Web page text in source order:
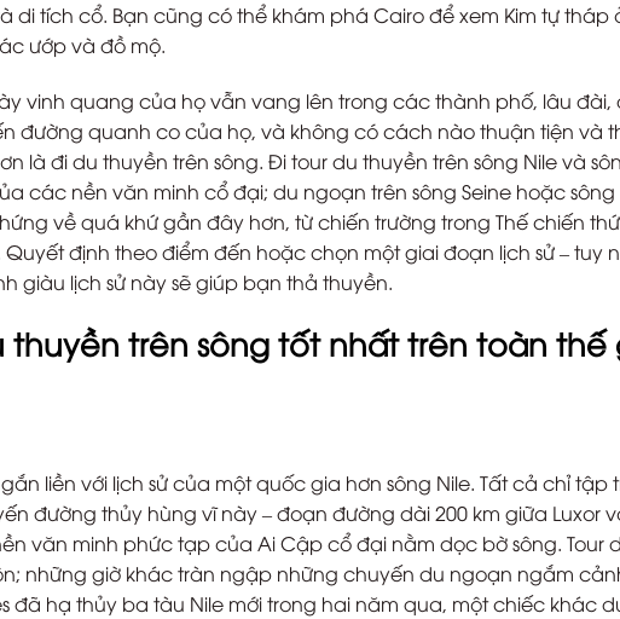
di tích cổ. Bạn cũng có thể khám phá Cairo để xem Kim tự tháp
ướp và đồ mộ.
vinh quang của họ vẫn vang lên trong các thành phố, lâu đài,
đường quanh co của họ, và không có cách nào thuận tiện và
là đi du thuyền trên sông. Đi tour du thuyền trên sông Nile và
các nền văn minh cổ đại; du ngoạn trên sông Seine hoặc sông
về quá khứ gần đây hơn, từ chiến trường trong Thế chiến
định theo điểm đến hoặc chọn một giai đoạn lịch sử – tuy
giàu lịch sử này sẽ giúp bạn thả thuyền.
trên sông tốt nhất trên toàn thế
liền với lịch sử của một quốc gia hơn sông Nile. Tất cả chỉ tập
đường thủy hùng vĩ này – đoạn đường dài 200 km giữa Luxor
văn minh phức tạp của Ai Cập cổ đại nằm dọc bờ sông. Tour
những giờ khác tràn ngập những chuyến du ngoạn ngắm
đã hạ thủy ba tàu Nile mới trong hai năm qua, một chiếc khác